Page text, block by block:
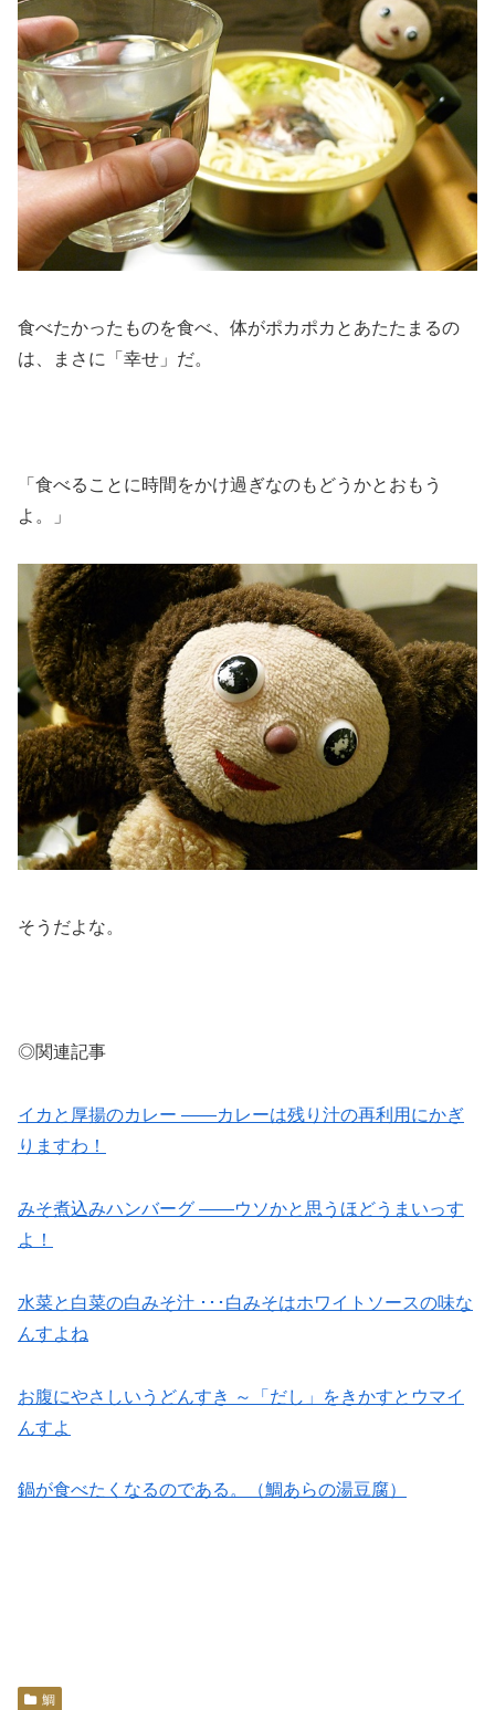
食べたかったものを食べ、体がポカポカとあたたまるの
は、まさに「幸せ」だ。
「食べることに時間をかけ過ぎなのもどうかとおもう
よ。」
そうだよな。
◎関連記事
イカと厚揚のカレー ――カレーは残り汁の再利用にかぎ
りますわ！
みそ煮込みハンバーグ ――ウソかと思うほどうまいっす
よ！
水菜と白菜の白みそ汁 ･･･白みそはホワイトソースの味な
んすよね
お腹にやさしいうどんすき ～「だし」をきかすとウマイ
んすよ
鍋が食べたくなるのである。（鯛あらの湯豆腐）
鯛